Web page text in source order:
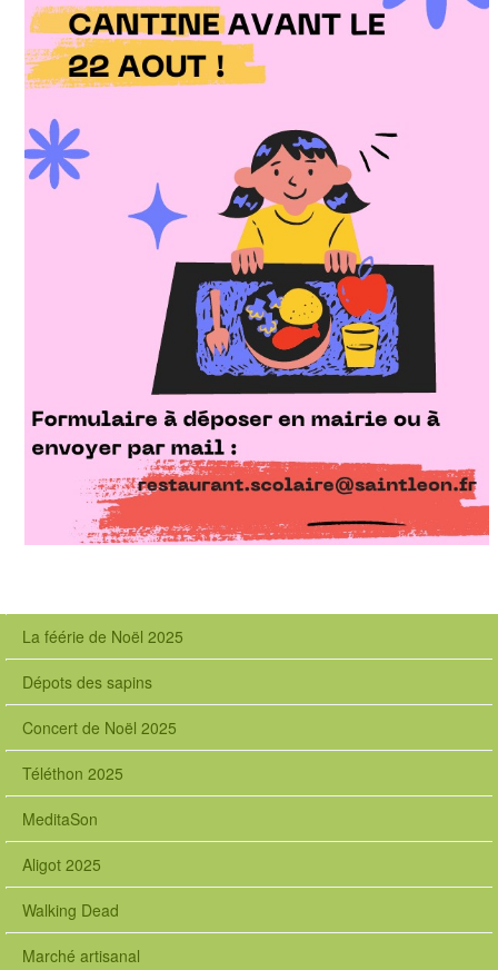
La féérie de Noël 2025
Dépots des sapins
Concert de Noël 2025
Téléthon 2025
MeditaSon
Aligot 2025
Walking Dead
Marché artisanal